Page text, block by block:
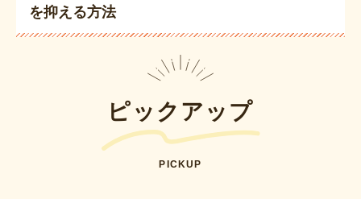
を抑える方法
ピックアップ
PICKUP